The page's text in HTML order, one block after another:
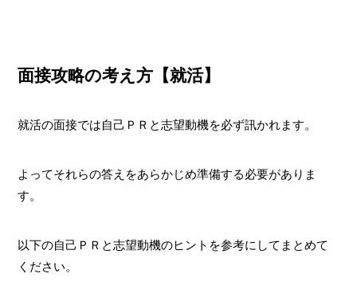
面接攻略の考え方【就活】
就活の面接では自己ＰＲと志望動機を必ず訊かれます。
よってそれらの答えをあらかじめ準備する必要がありま
す。
以下の自己ＰＲと志望動機のヒントを参考にしてまとめて
ください。